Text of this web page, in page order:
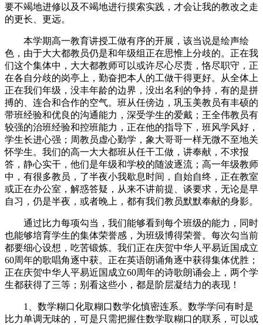
要不竭地进修以及不竭地进行摸索实践，才会让我的教改之走
的更长、更远。
本学期高一教育讲授工做有序的开展，该当说是绘声绘
色，由于大大都教员仍是和年级组正在思惟上分歧的。正在我
们这个集体中，大大都教师可以或许尽心尽责，恪尽职守，正
在各自分歧的岗亭上，勤奋把本人的工做干得更好。从全体上
正在我们年级，没丰年龄的边界，没出名利的争持，有的是拼
搏的、连合和合作的空气。班从任傍边，巩玉美教员有丰硕的
带班经验和优良的沟通能力，深受学生的爱戴；王全伟教员有
较强的治班经验和控班能力，正在他的指导下，班风学风好，
学生长进心强；周教员虚心勤学，象大哥哥一样无微不至地关
怀学生。我们的高一大大都班从任干工做，讲奉献，不求报
答，静心实干，他们是年级和学校的随波逐流；高一年级教师
中，有很多教员，了半夜小我歇息时间，自始自终，正在教室
或正在办公室，解惑答疑，从来不讲前提、谈要求，无论是早
自习，仍是半夜，或者晚上，都有我们教员默默奉献的身影。
通过比力每项勾当，我们能够看到每个班级的能力，同时
也能够培育学生的集体荣誉感，为班级博得荣誉。每次勾当前
都要细心设想，吃苦锻炼。我们正在庆贺中华人平易近国成立
60周年的歌唱角逐中获。正在英语朗诵角逐中获得集体优胜；
正在庆贺中华人平易近国成立60周年的诗歌朗诵会上，两个学
生都获得了三等；别看这些小，都是阶层凝结力的表现！
1、数学糊口化取糊口数学化慎密连系。数学学问有时是
比力单调无味的，可是只需把握住数学取糊口的联系，可以或